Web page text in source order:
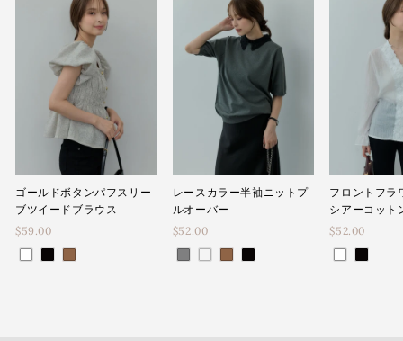
ゴールドボタンパフスリー
ブツイードブラウス
$59.00
レースカラー半袖ニットプ
ルオーバー
$52.00
フロントフラ
シアーコット
$52.00